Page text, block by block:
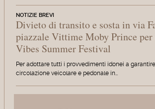
NOTIZIE BREVI
Divieto di transito e sosta in via
piazzale Vittime Moby Prince
Vibes Summer Festival
Per adottare tutti i provvedimenti idonei a
circolazione veicolare e pedonale in…